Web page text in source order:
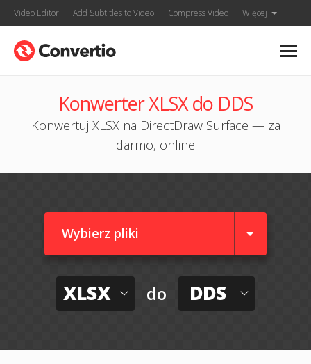
Video Editor Add Subtitles to Video Compress Video Więcej
Konwerter XLSX do DDS
Konwertuj XLSX na DirectDraw Surface — za
darmo, online
Wybierz pliki
XLSX do DDS